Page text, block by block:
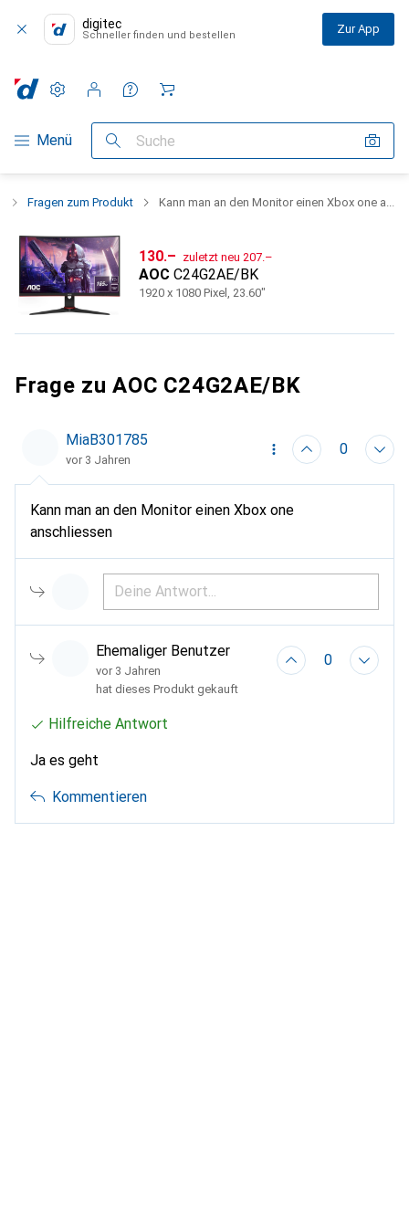
digitec
Schneller finden und bestellen Zur App
Navigation nach Kategorien
Menü Suche
Einstellungen
Kundenkonto
Vergleichslisten
Merklisten
Warenkorb
Fragen zum Produkt Kann man an den Monitor einen Xbox one a...
CHF
130.– zuletzt neuCHF
207.–
AOC C24G2AE/BK
1920 x 1080 Pixel, 23.60"
Frage zu AOC C24G2AE/BK
MiaB301785
vor 3 Jahren
0
Kann man an den Monitor einen Xbox one
anschliessen
Ehemaliger Benutzer
vor 3 Jahren
0
hat dieses Produkt gekauft
Hilfreiche Antwort
Ja es geht
Kommentieren